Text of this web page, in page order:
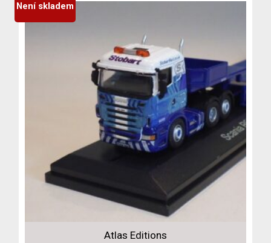
Není skladem
Atlas Editions